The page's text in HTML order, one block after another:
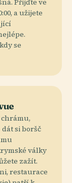
a užijete
se
si boršč
války
zažít.
restaurace